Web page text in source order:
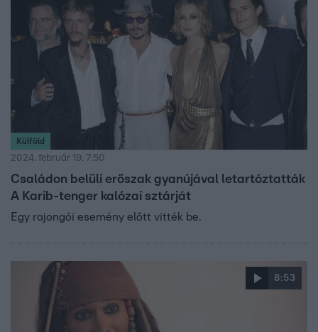
Külföld
2024. február 19. 7:50
Családon belüli erőszak gyanújával letartóztatták
A Karib-tenger kalózai sztárját
Egy rajongói esemény előtt vitték be.
8:53